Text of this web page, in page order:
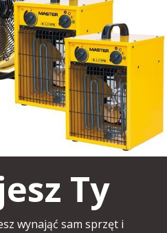
Ty
wynająć sam sprzęt i